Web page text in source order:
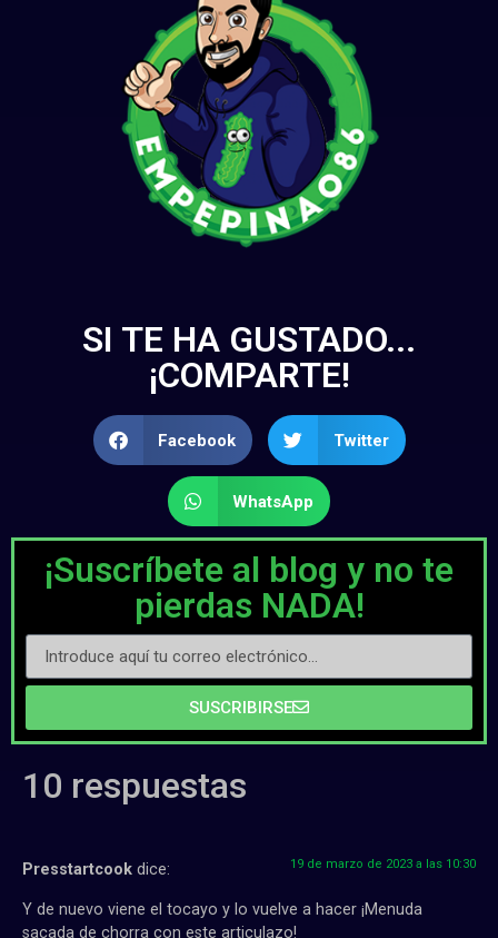
SI TE HA GUSTADO...
¡COMPARTE!
Facebook Twitter
WhatsApp
¡Suscríbete al blog y no te
pierdas NADA!
SUSCRIBIRSE
10 respuestas
Presstartcook dice: 19 de marzo de 2023 a las 10:30
Y de nuevo viene el tocayo y lo vuelve a hacer ¡Menuda
sacada de chorra con este articulazo!